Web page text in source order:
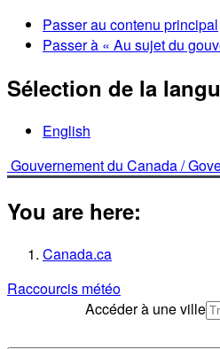
Passer au contenu principal
Passer à « Au sujet du
Sélection de la
English
Gouvernement du Canada /
You are here:
Canada.ca
Raccourcis météo
Accéder à une ville